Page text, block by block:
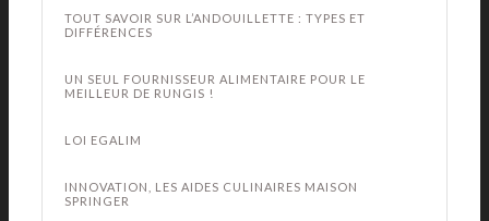
TOUT SAVOIR SUR L’ANDOUILLETTE : TYPES ET
DIFFÉRENCES
UN SEUL FOURNISSEUR ALIMENTAIRE POUR LE
MEILLEUR DE RUNGIS !
LOI EGALIM
INNOVATION, LES AIDES CULINAIRES MAISON
SPRINGER